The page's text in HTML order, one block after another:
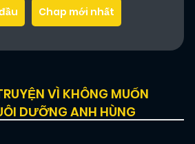
Chap mới nhất
VÌ KHÔNG MUỐN
DƯỠNG ANH HÙNG